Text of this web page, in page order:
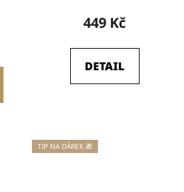
449 Kč
DETAIL
TIP NA DÁREK 🎁